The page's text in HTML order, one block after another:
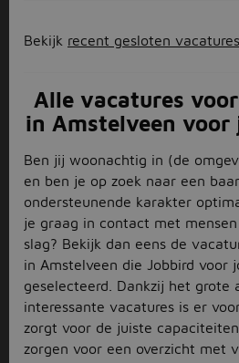
Bekijk recent gesloten vacatures
Alle vacatures
in Amstelveen voor
Ben jij woonachtig in (de
en ben je op zoek naar een
ondersteunende karakter
je graag in contact met
slag? Bekijk dan eens de
in Amstelveen die Jobbird voor
geselecteerd. Dankzij het grote
interessante vacatures is er
zorgt voor de juiste
zorgen voor een overzicht met